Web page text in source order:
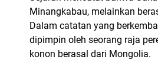
Minangkabau, melainkan
Dalam catatan yang
dipimpin oleh seorang raja
konon berasal dari Mongolia.